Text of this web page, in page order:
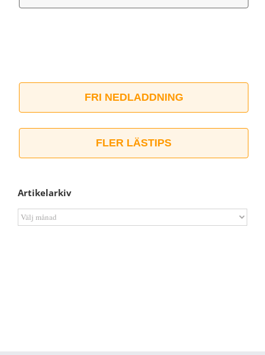
FRI NEDLADDNING
FLER LÄSTIPS
Artikelarkiv
Artikelarkiv